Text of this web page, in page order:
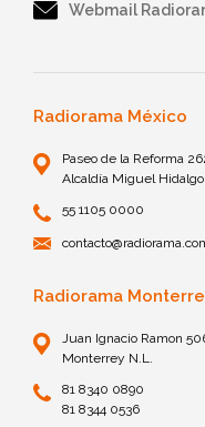
Webmail
Radiorama México
Paseo de la Reforma
Alcaldía Miguel
55 1105 0000
Radiorama
Juan Ignacio Ramon
Monterrey N.L.
81 8340 0890
81 8344 0536